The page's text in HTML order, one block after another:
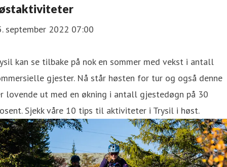
september 2022 07:00
kan se tilbake på nok en sommer med vekst i antall
gjester. Nå står høsten for tur og også denne
lovende ut med en økning i antall gjestedøgn på 30
Sjekk våre 10 tips til aktiviteter i Trysil i høst.